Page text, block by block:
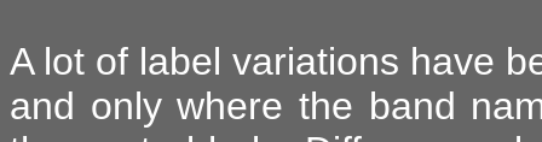
A lot of label variations have
and only where the band